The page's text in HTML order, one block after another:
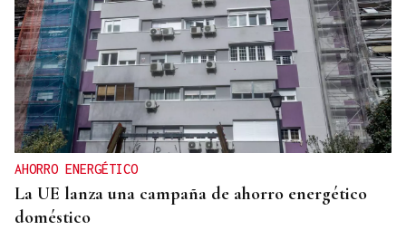
AHORRO ENERGÉTICO
La UE lanza una campaña de ahorro energético
doméstico